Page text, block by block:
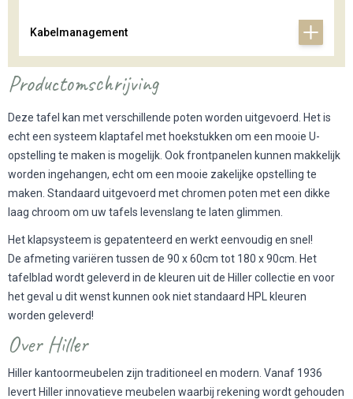
Kabelmanagement
Productomschrijving
Deze tafel kan met verschillende poten worden uitgevoerd. Het is
echt een systeem klaptafel met hoekstukken om een mooie U-
opstelling te maken is mogelijk. Ook frontpanelen kunnen makkelijk
worden ingehangen, echt om een mooie zakelijke opstelling te
maken. Standaard uitgevoerd met chromen poten met een dikke
laag chroom om uw tafels levenslang te laten glimmen.
Het klapsysteem is gepatenteerd en werkt eenvoudig en snel!
De afmeting variëren tussen de 90 x 60cm tot 180 x 90cm. Het
tafelblad wordt geleverd in de kleuren uit de Hiller collectie en voor
het geval u dit wenst kunnen ook niet standaard HPL kleuren
worden geleverd!
Over Hiller
Hiller kantoormeubelen zijn traditioneel en modern. Vanaf 1936
levert Hiller innovatieve meubelen waarbij rekening wordt gehouden